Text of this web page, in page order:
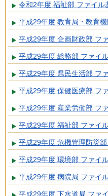
令和2年度 福祉部 ファイル
平成29年度 教育局・教育
平成29年度 企画財政部 フ
平成29年度 総務部 ファイ
平成29年度 県民生活部 フ
平成29年度 保健医療部 フ
平成29年度 産業労働部 フ
平成29年度 福祉部 ファイ
平成29年度 危機管理防災
平成29年度 環境部 ファイ
平成29年度 病院局 ファイ
平成29年度 下水道局 ファ